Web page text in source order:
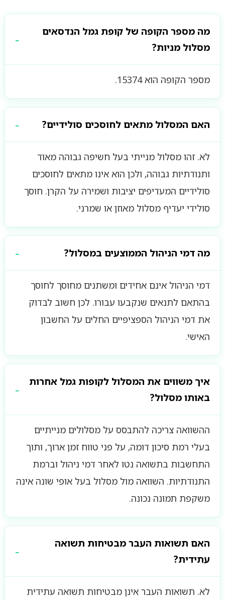
מה מספר הקופה של קופת גמל הנדסאים
מסלול מניות?
מספר הקופה הוא 15374.
האם המסלול מתאים לחוסכים סולידיים?
לא. זהו מסלול מנייתי בעל חשיפה גבוהה מאוד
ותנודתיות גבוהה, ולכן הוא אינו מתאים לחוסכים
סולידיים המעדיפים יציבות ושמירה על הקרן. חוסך
סולידי יעדיף מסלול מאוזן או שמרני.
מה דמי הניהול הממוצעים במסלול?
דמי הניהול אינם אחידים ומשתנים מחוסך לחוסך
בהתאם לתנאים שנקבעו עבורו. לכן חשוב לבדוק
את דמי הניהול הספציפיים החלים על החשבון
האישי.
איך משווים את המסלול לקופות גמל אחרות
באותו מסלול?
ההשוואה צריכה להתבסס על מסלולים מנייתיים
בעלי רמת סיכון דומה, על פני טווח זמן ארוך, ותוך
התחשבות בתשואה נטו לאחר דמי ניהול וברמת
התנודתיות. השוואה מול מסלול בעל אופי שונה אינה
משקפת תמונה נכונה.
האם תשואות העבר מבטיחות תשואה
עתידית?
לא. תשואות העבר אינן מבטיחות תשואה עתידית